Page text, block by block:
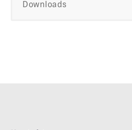
Downloads